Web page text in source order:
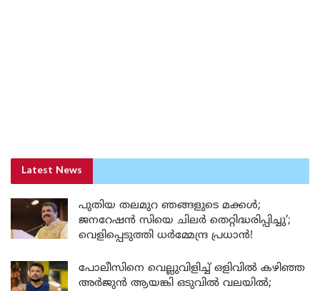
Latest News
പുതിയ തലമുറ ഞങ്ങളുടെ മക്കൾ;
ജനറേഷൻ സിയെ ചിലർ തെറ്റിദ്ധരിപ്പിച്ചു’;
വെളിപ്പെടുത്തി ധർമ്മേന്ദ്ര പ്രധാൻ!
പോലീസിനെ വെല്ലുവിളിച്ച് ഒളിവിൽ കഴിഞ്ഞ
അർജുൻ ആയങ്കി ഒടുവിൽ വലയിൽ;